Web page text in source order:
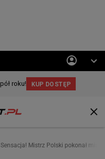
Sensacja! Mistrz Polski pokonał